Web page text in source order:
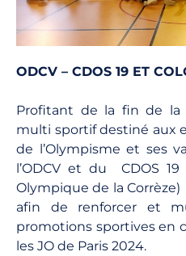
ODCV – CDOS 19 ET
Profitant de la fin de la
multi sportif destiné aux
de l’Olympisme et ses
l’ODCV et du CDOS
Olympique de la
afin de renforcer et
promotions sportives en
les JO de Paris 2024.